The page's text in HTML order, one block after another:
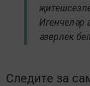
Игенчеләр
әзерлек
Следите за